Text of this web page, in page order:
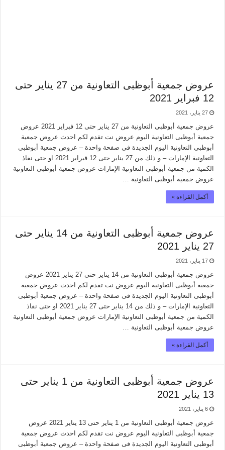
عروض جمعية أبوظبى التعاونية من 27 يناير حتى
12 فبراير 2021
27 يناير، 2021
عروض جمعية أبوظبى التعاونية من 27 يناير حتى 12 فبراير 2021 عروض
جمعية أبوظبى التعاونية اليوم عروض نت تقدم لكم احدث عروض جمعية
أبوظبى التعاونية اليوم الجديدة فى صفحة واحدة – عروض جمعية أبوظبى
التعاونية الإمارات – و ذلك من 27 يناير حتى 12 فبراير 2021 او حتى نفاذ
الكمية من جمعية أبوظبى التعاونية الإمارات عروض جمعية أبوظبى التعاونية
عروض جمعية أبوظبى التعاونية …
أكمل القراءة »
عروض جمعية أبوظبى التعاونية من 14 يناير حتى
27 يناير 2021
17 يناير، 2021
عروض جمعية أبوظبى التعاونية من 14 يناير حتى 27 يناير 2021 عروض
جمعية أبوظبى التعاونية اليوم عروض نت تقدم لكم احدث عروض جمعية
أبوظبى التعاونية اليوم الجديدة فى صفحة واحدة – عروض جمعية أبوظبى
التعاونية الإمارات – و ذلك من 14 يناير حتى 27 يناير 2021 او حتى نفاذ
الكمية من جمعية أبوظبى التعاونية الإمارات عروض جمعية أبوظبى التعاونية
عروض جمعية أبوظبى التعاونية …
أكمل القراءة »
عروض جمعية أبوظبى التعاونية من 1 يناير حتى
13 يناير 2021
6 يناير، 2021
عروض جمعية أبوظبى التعاونية من 1 يناير حتى 13 يناير 2021 عروض
جمعية أبوظبى التعاونية اليوم عروض نت تقدم لكم احدث عروض جمعية
أبوظبى التعاونية اليوم الجديدة فى صفحة واحدة – عروض جمعية أبوظبى